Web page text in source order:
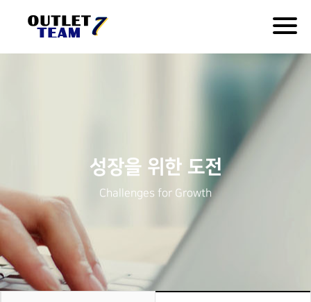
성장을 위한 도전
Challenges for Growth